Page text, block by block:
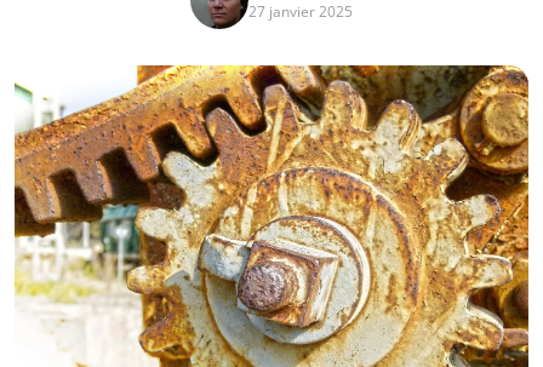
27 janvier 2025